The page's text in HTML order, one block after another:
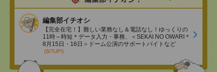
編集部イチオシ
【完全在宅！】難しい業務なし＆電話なし！ゆっくりの
11時～時短＊データ入力・事務、＜SEKAI NO OWARI＊
8月15日・16日＞ドーム公演のサポートバイトなど
(8/7UP!)